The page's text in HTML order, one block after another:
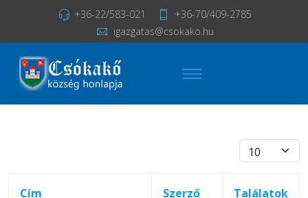
+36-22/583-021
+36-70/409-2785
igazgatas@csokako.hu
Tételek #
Cím Szerző Találatok